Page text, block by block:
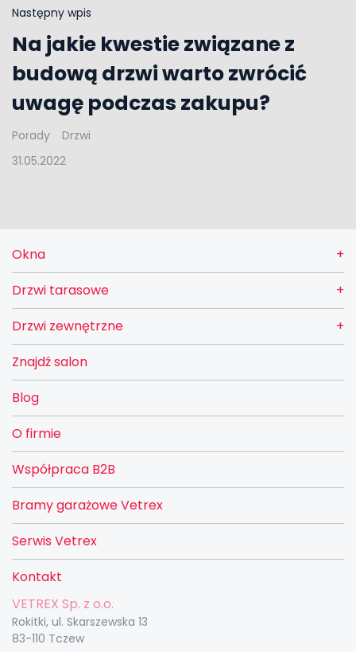
Następny wpis
Na jakie kwestie związane z
budową drzwi warto zwrócić
uwagę podczas zakupu?
Porady
Drzwi
31.05.2022
Okna
Drzwi tarasowe
Drzwi zewnętrzne
Znajdź salon
Blog
O firmie
Współpraca B2B
Bramy garażowe Vetrex
Serwis Vetrex
Kontakt
VETREX Sp. z o.o.
Rokitki, ul. Skarszewska 13
83-110 Tczew